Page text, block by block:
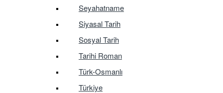
Seyahatname
Siyasal Tarih
Sosyal Tarih
Tarihi Roman
Türk-Osmanlı
Türkiye